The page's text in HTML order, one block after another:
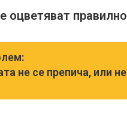
оцветяват правилно
не се препича, или